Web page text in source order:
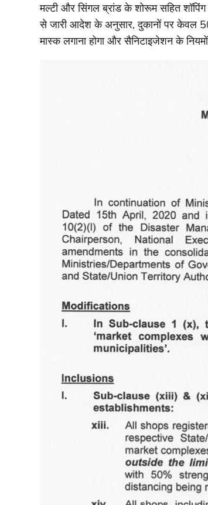
मल्टी और सिंगल ब्रांड के शोरूम सहित
से जारी आदेश के अनुसार, दुकानों पर केवल 50
मास्क लगाना होगा और सैनिटाइजेशन के